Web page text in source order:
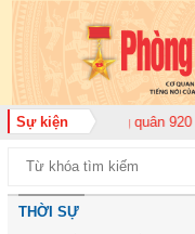
Sự kiện
đoàn Không quân 920 tổ
THỜI SỰ